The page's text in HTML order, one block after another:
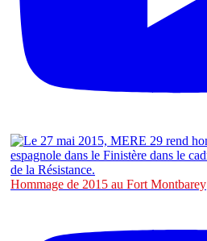
Hommage de 2015 au Fort Montbarey